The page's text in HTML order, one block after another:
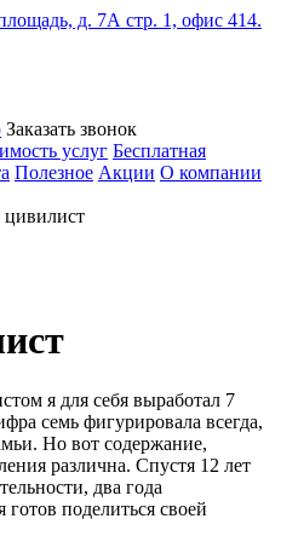
д. 7А стр. 1, офис 414.
Заказать звонок
услуг Бесплатная
Полезное Акции О компании
я для себя выработал 7
семь фигурировала всегда,
Но вот содержание,
различна. Спустя 12 лет
два года
готов поделиться своей